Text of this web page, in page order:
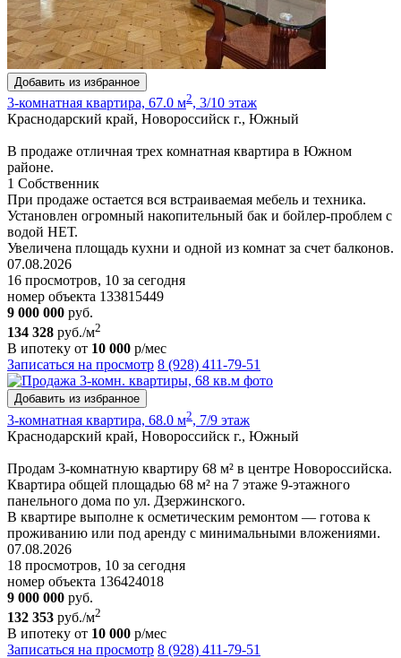
Добавить из избранное
3-комнатная квартира, 67.0 м2, 3/10 этаж
Краснодарский край, Новороссийск г., Южный
В продаже отличная трех комнатная квартира в Южном
районе.
1 Собственник
При продаже остается вся встраиваемая мебель и техника.
Установлен огромный накопительный бак и бойлер-проблем с
водой НЕТ.
Увеличена площадь кухни и одной из комнат за счет балконов.
07.08.2026
16 просмотров, 10 за сегодня
номер объекта 133815449
9 000 000 руб.
134 328 руб./м2
В ипотеку от 10 000 р/мес
Записаться на просмотр 8 (928) 411-79-51
Добавить из избранное
3-комнатная квартира, 68.0 м2, 7/9 этаж
Краснодарский край, Новороссийск г., Южный
Продам 3-комнатную квартиру 68 м² в центре Новороссийска.
Квартира общей площадью 68 м² на 7 этаже 9-этажного
панельного дома по ул. Дзержинского.
В квартире выполне к осметическим ремонтом — готова к
проживанию или под аренду с минимальными вложениями.
07.08.2026
18 просмотров, 10 за сегодня
номер объекта 136424018
9 000 000 руб.
132 353 руб./м2
В ипотеку от 10 000 р/мес
Записаться на просмотр 8 (928) 411-79-51